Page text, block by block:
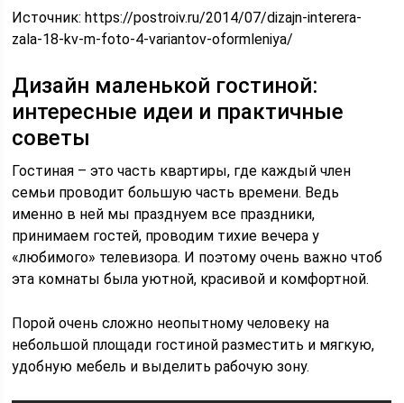
Источник:https://postroiv.ru/2014/07/dizajn-interera-
zala-18-kv-m-foto-4-variantov-oformleniya/
Дизайн маленькой гостиной:
интересные идеи и практичные
советы
Гостиная – это часть квартиры, где каждый член
семьи проводит большую часть времени. Ведь
именно в ней мы празднуем все праздники,
принимаем гостей, проводим тихие вечера у
«любимого» телевизора. И поэтому очень важно чтоб
эта комнаты была уютной, красивой и комфортной.
Порой очень сложно неопытному человеку на
небольшой площади гостиной разместить и мягкую,
удобную мебель и выделить рабочую зону.